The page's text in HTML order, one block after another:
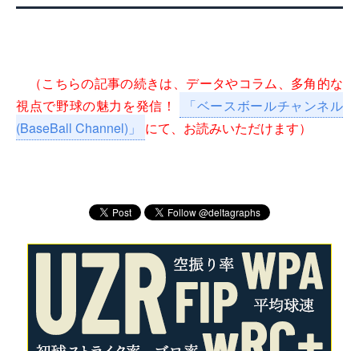
（こちらの記事の続きは、データやコラム、多角的な
視点で野球の魅力を発信！
「ベースボールチャンネル
(BaseBall Channel)」
にて、お読みいただけます）